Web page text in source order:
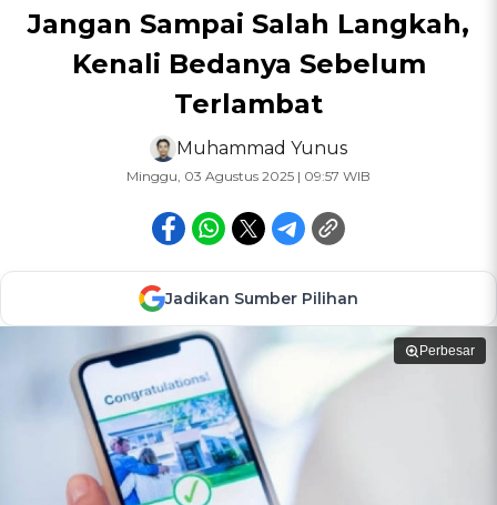
Jangan Sampai Salah Langkah,
Kenali Bedanya Sebelum
Terlambat
Muhammad Yunus
Minggu, 03 Agustus 2025 | 09:57 WIB
Jadikan Sumber Pilihan
Perbesar